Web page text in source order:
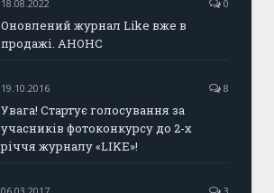
18.08.2022 0
Оновлений журнал Like вже в
продажі. АНОНС
19.10.2016 8
Увага! Стартує голосування за
учасників фотоконкурсу до 2-х
річчя журналу «LIKE»!